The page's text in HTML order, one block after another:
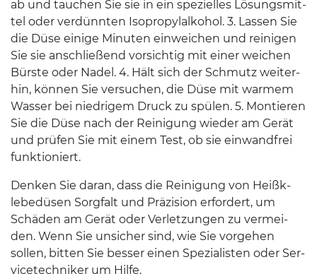
ab und tauchen Sie sie in ein spezielles Lösungsmit­
tel oder verdün­nten Iso­propy­lalko­hol. 3. Lassen Sie
die Düse einige Minuten ein­we­ichen und reini­gen
Sie sie anschließend vor­sichtig mit einer weichen
Bürste oder Nadel. 4. Hält sich der Schmutz weit­er­
hin, kön­nen Sie ver­suchen, die Düse mit warmem
Wasser bei niedrigem Druck zu spülen. 5. Mon­tieren
Sie die Düse nach der Reini­gung wieder am Gerät
und prüfen Sie mit einem Test, ob sie ein­wand­frei
funktioniert.
Denken Sie daran, dass die Reini­gung von Heißk­
lebedüsen Sorgfalt und Präzi­sion erfordert, um
Schä­den am Gerät oder Ver­let­zun­gen zu ver­mei­
den. Wenn Sie unsicher sind, wie Sie vorge­hen
sollen, bit­ten Sie besser einen Spezial­is­ten oder Ser­
vicetech­niker um Hilfe.